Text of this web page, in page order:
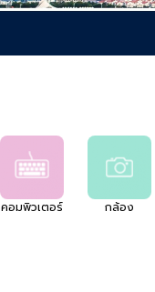
คอมพิวเตอร์ กล้อง